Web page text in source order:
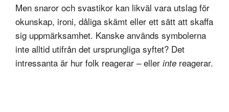
Men snaror och svastikor kan likväl vara utslag för
okunskap, ironi, dåliga skämt eller ett sätt att skaffa
sig uppmärksamhet. Kanske används symbolerna
inte alltid utifrån det ursprungliga syftet? Det
intressanta är hur folk reagerar – eller inte reagerar.